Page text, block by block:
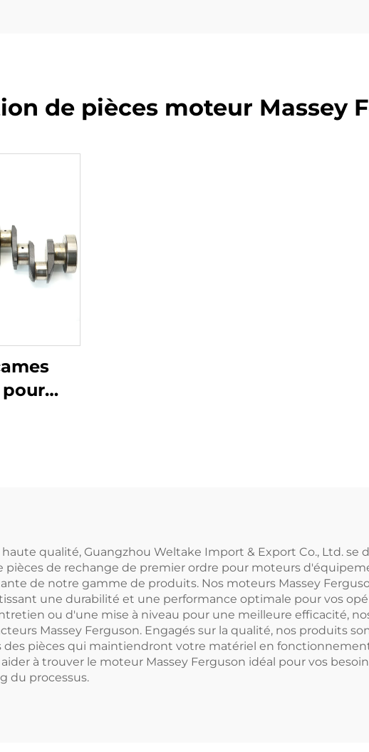
de pièces moteur Massey
pour
qualité, Guangzhou Weltake Import & Export Co., Ltd. se
pièces de rechange de premier ordre pour moteurs
de notre gamme de produits. Nos moteurs Massey
une durabilité et une performance optimale pour vos
ou d'une mise à niveau pour une meilleure efficacité,
Massey Ferguson. Engagés sur la qualité, nos produits
des pièces qui maintiendront votre matériel en
à trouver le moteur Massey Ferguson idéal pour vos
du processus.